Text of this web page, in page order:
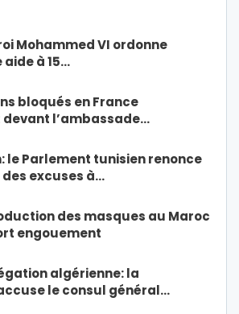
Mohammed VI ordonne
aide à 15…
bloqués en France
l’ambassade…
le Parlement tunisien renonce
excuses à…
des masques au Maroc
engouement
algérienne: la
le consul général…